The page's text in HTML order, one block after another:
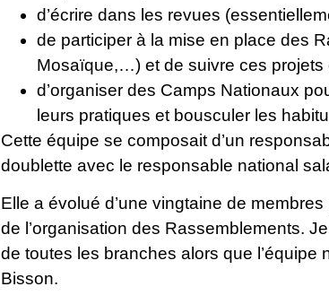
d’écrire dans les revues
de participer à la mise en place des
Mosaïque,…) et de suivre ces projets
d’organiser des Camps Nationaux
leurs pratiques et bousculer les
Cette équipe se composait d’un
doublette avec le responsable national
Elle a évolué d’une vingtaine de
de l’organisation des Rassemblements.
de toutes les branches alors que
Bisson.